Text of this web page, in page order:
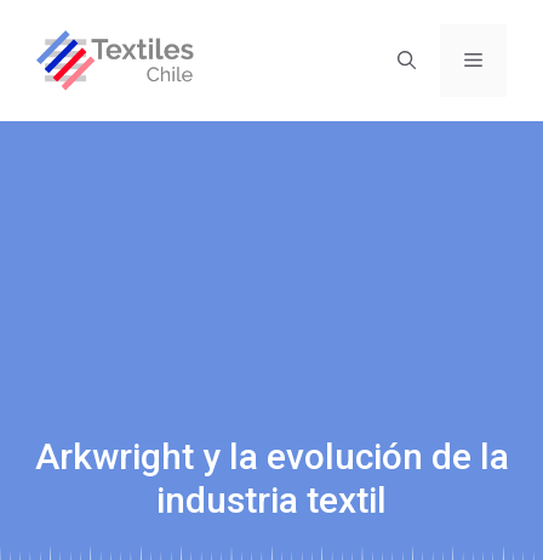
Arkwright y la evolución de la
industria textil